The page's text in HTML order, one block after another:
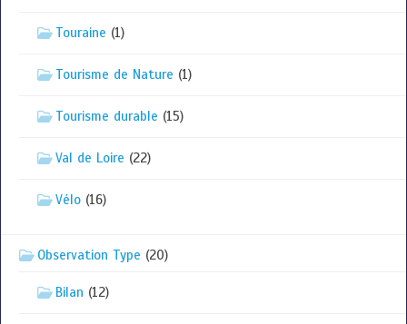
Touraine (1)
Tourisme de Nature (1)
Tourisme durable (15)
Val de Loire (22)
Vélo (16)
Observation Type (20)
Bilan (12)